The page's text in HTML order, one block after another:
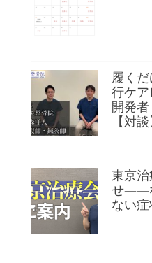
履く
行ケア
開発
【対談
東京
せ——
ない